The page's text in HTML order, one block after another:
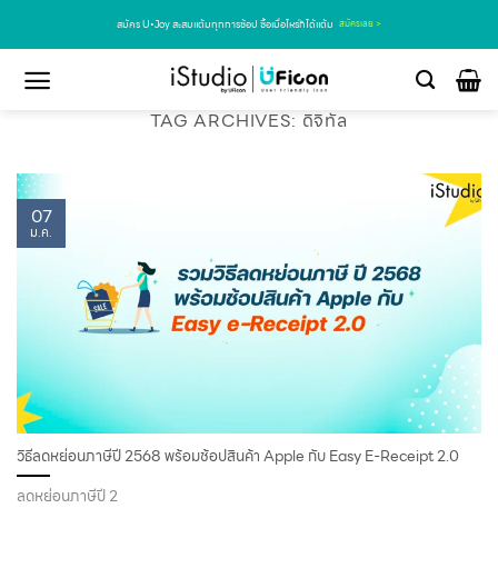
สมัคร U•Joy สะสมแต้มทุกการช้อป ซื้อเมื่อไหร่ก็ได้แต้ม สมัครเลย >
TAG ARCHIVES: ดิจิทัล
วิธีลดหย่อนภาษีปี 2568 พร้อมช้อปสินค้า Apple กับ Easy E-Receipt 2.0
ลดหย่อนภาษีปี 2
07
ม.ค.